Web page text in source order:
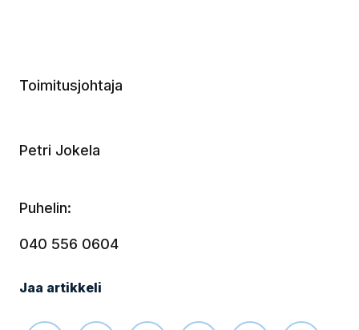
Toimitusjohtaja
Petri Jokela
Puhelin:
040 556 0604
Jaa artikkeli